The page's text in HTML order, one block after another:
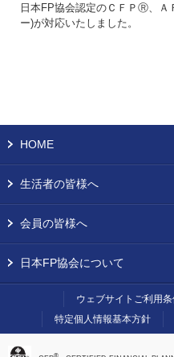
日本FP協会認定のＣＦＰⓇ、Ａ
ー)が対応いたしました。
HOME
生活者の皆様へ
会員の皆様へ
日本FP協会について
ウェブサイトご利用
特定個人情報基本方針